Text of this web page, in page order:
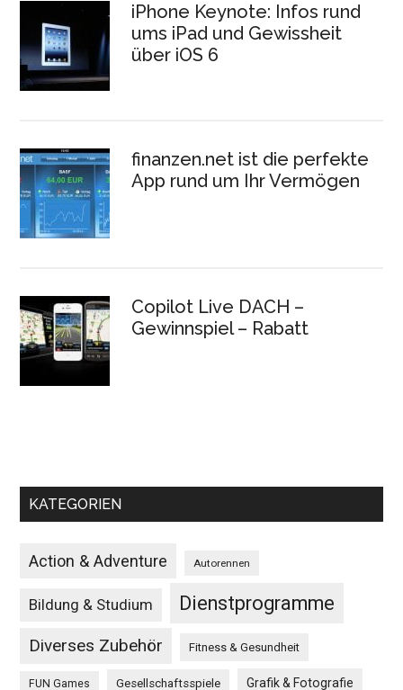
iPhone Keynote: Infos rund
ums iPad und Gewissheit
über iOS 6
finanzen.net ist die perfekte
App rund um Ihr Vermögen
Copilot Live DACH –
Gewinnspiel – Rabatt
KATEGORIEN
Action & Adventure Autorennen
Bildung & Studium Dienstprogramme
Diverses Zubehör Fitness & Gesundheit
FUN Games Gesellschaftsspiele Grafik & Fotografie